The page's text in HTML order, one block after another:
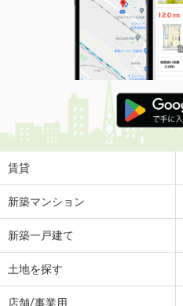
賃貸
新築マンション
新築一戸建て
土地を探す
店舗/事業用